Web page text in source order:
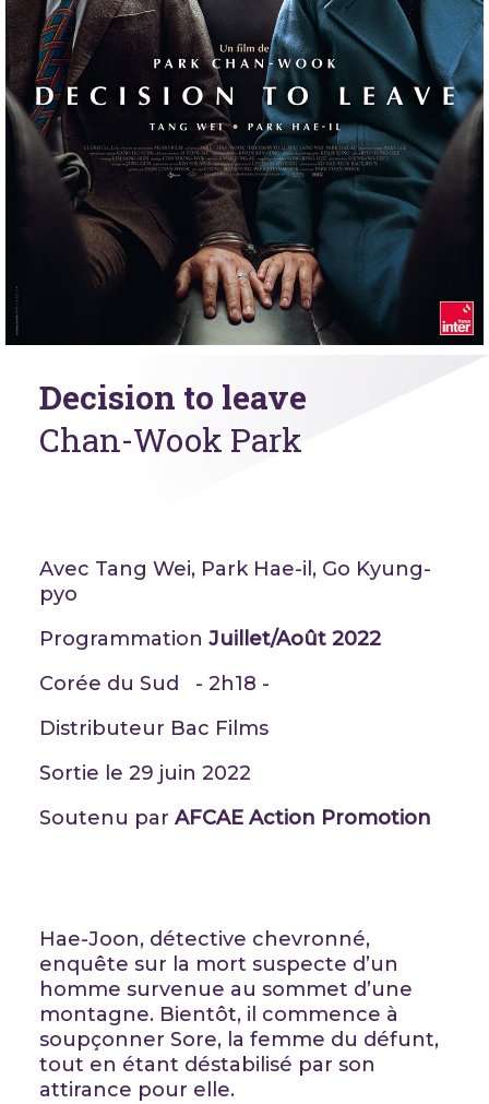
Decision to leave
Chan-Wook Park
Avec Tang Wei, Park Hae-il, Go Kyung-
pyo
Programmation Juillet/Août 2022
Corée du Sud - 2h18 -
Distributeur Bac Films
Sortie le 29 juin 2022
Soutenu par AFCAE Action Promotion
Hae-Joon, détective chevronné,
enquête sur la mort suspecte d’un
homme survenue au sommet d’une
montagne. Bientôt, il commence à
soupçonner Sore, la femme du défunt,
tout en étant déstabilisé par son
attirance pour elle.